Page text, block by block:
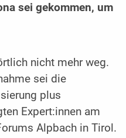
sei gekommen, um
nicht mehr weg.
sei die
plus
Expert:innen am
Alpbach in Tirol.